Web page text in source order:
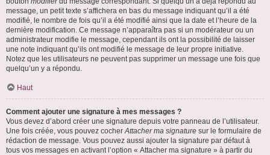
message, un petit texte s’affichera en bas du message indiquant qu’il a été
modifié, le nombre de fois qu’il a été modifié ainsi que la date et l’heure de la
dernière modification. Ce message n’apparaîtra pas si un modérateur ou un
administrateur modifie le message, cependant ils ont la possibilité de laisser
une note indiquant qu’ils ont modifié le message de leur propre initiative.
Notez que les utilisateurs ne peuvent pas supprimer un message une fois que
quelqu’un y a répondu.
Haut
Comment ajouter une signature à mes messages ?
Vous devez d’abord créer une signature depuis votre panneau de l’utilisateur.
Une fois créée, vous pouvez cocherAttacher ma signature sur le formulaire de
rédaction de message. Vous pouvez aussi ajouter la signature par défaut à
tous vos messages en activant l’option « Attacher ma signature » à partir du